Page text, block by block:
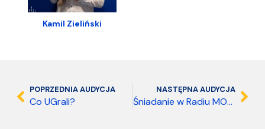
Kamil Zieliński
POPRZEDNIA AUDYCJA
Co UGrali?
NASTĘPNA AUDYCJA
Śniadanie w Radiu MORS